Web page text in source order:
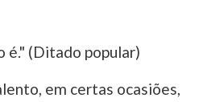
é." (Ditado popular)
em certas ocasiões,